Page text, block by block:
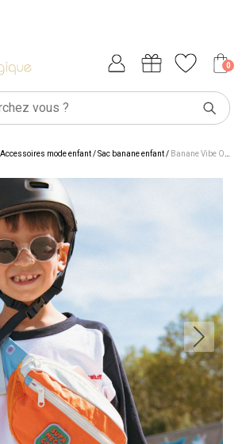
0
Accessoires mode enfant/Sac banane enfant/ Banane Vibe Orange Thé Vert